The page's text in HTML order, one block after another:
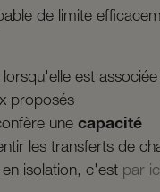
de limite
est
proposés
une capacité
les transferts de
isolation, c'est par